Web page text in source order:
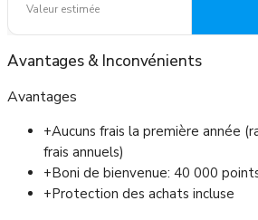
Valeur estimée
Avantages & Inconvénients
Avantages
+Aucuns frais la première année
frais annuels)
+Boni de bienvenue: 40 000
+Protection des achats incluse